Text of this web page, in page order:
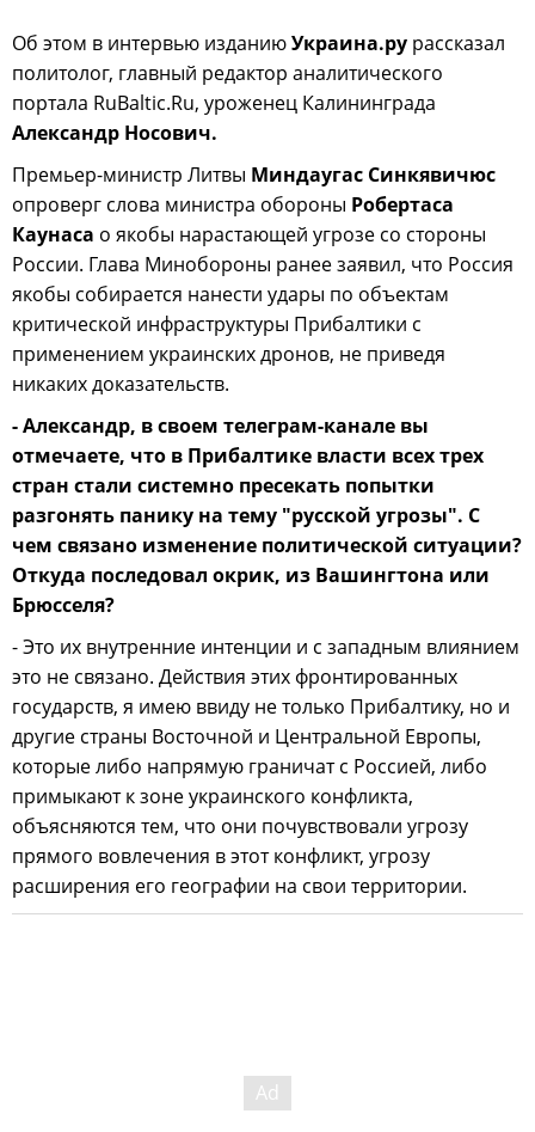
Об этом в интервью изданиюУкраина.ру рассказал
политолог, главный редактор аналитического
портала RuBaltic.Ru, уроженец Калининграда
Александр Носович.
Премьер-министр Литвы Миндаугас Синкявичюс
опроверг слова министра обороны Робертаса
Каунаса о якобы нарастающей угрозе со стороны
России. Глава Минобороны ранее заявил, что Россия
якобы собирается нанести удары по объектам
критической инфраструктуры Прибалтики с
применением украинских дронов, не приведя
никаких доказательств.
- Александр, в своем телеграм-канале вы
отмечаете, что в Прибалтике власти всех трех
стран стали системно пресекать попытки
разгонять панику на тему "русской угрозы". С
чем связано изменение политической ситуации?
Откуда последовал окрик, из Вашингтона или
Брюсселя?
- Это их внутренние интенции и с западным влиянием
это не связано. Действия этих фронтированных
государств, я имею ввиду не только Прибалтику, но и
другие страны Восточной и Центральной Европы,
которые либо напрямую граничат с Россией, либо
примыкают к зоне украинского конфликта,
объясняются тем, что они почувствовали угрозу
прямого вовлечения в этот конфликт, угрозу
расширения его географии на свои территории.